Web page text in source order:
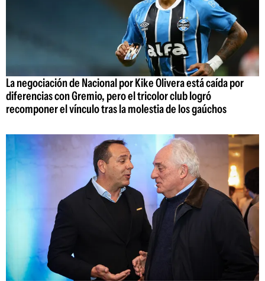
La negociación de Nacional por Kike Olivera está caída por
diferencias con Gremio, pero el tricolor club logró
recomponer el vínculo tras la molestia de los gaúchos